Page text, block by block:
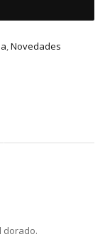
,Novedades
dorado.